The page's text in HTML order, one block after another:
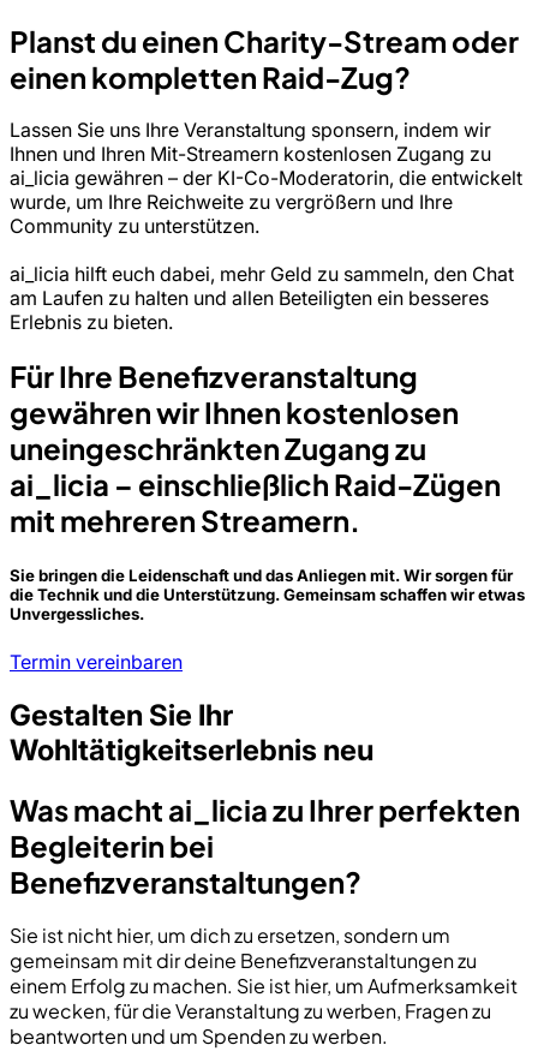
Planst du einen Charity-Stream oder
einen kompletten Raid-Zug?
Lassen Sie uns Ihre Veranstaltung sponsern, indem wir
Ihnen und Ihren Mit-Streamern kostenlosen Zugang zu
ai_licia gewähren – der KI-Co-Moderatorin, die entwickelt
wurde, um Ihre Reichweite zu vergrößern und Ihre
Community zu unterstützen.
ai_licia hilft euch dabei, mehr Geld zu sammeln, den Chat
am Laufen zu halten und allen Beteiligten ein besseres
Erlebnis zu bieten.
Für Ihre Benefizveranstaltung
gewähren wir Ihnen kostenlosen
uneingeschränkten Zugang zu
ai_licia – einschließlich Raid-Zügen
mit mehreren Streamern.
Sie bringen die Leidenschaft und das Anliegen mit. Wir sorgen für
die Technik und die Unterstützung. Gemeinsam schaffen wir etwas
Unvergessliches.
Termin vereinbaren
Gestalten Sie Ihr
Wohltätigkeitserlebnis neu
Was macht ai_licia zu Ihrer perfekten
Begleiterin bei
Benefizveranstaltungen?
Sie ist nicht hier, um dich zu ersetzen, sondern um
gemeinsam mit dir deine Benefizveranstaltungen zu
einem Erfolg zu machen. Sie ist hier, um Aufmerksamkeit
zu wecken, für die Veranstaltung zu werben, Fragen zu
beantworten und um Spenden zu werben.